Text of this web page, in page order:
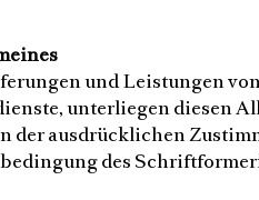
und Leistungen
unterliegen diesen
der ausdrücklichen
des